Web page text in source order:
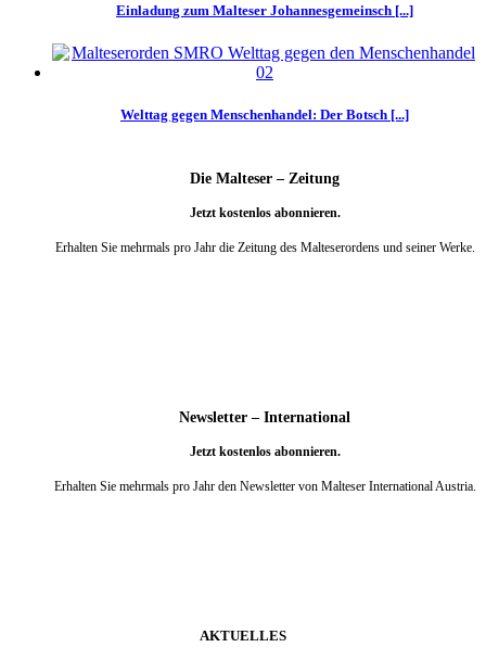
Einladung zum Malteser Johannesgemeinsch [...]
Welttag gegen Menschenhandel: Der Botsch [...]
Die Malteser – Zeitung
Jetzt kostenlos abonnieren.
Erhalten Sie mehrmals pro Jahr die Zeitung des Malteserordens und seiner Werke.
Newsletter – International
Jetzt kostenlos abonnieren.
Erhalten Sie mehrmals pro Jahr den Newsletter von Malteser International Austria.
AKTUELLES